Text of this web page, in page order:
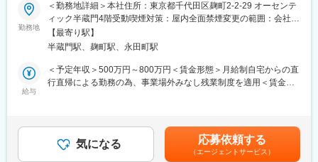
既存・新規を問わず、確実に売り上げを創出していける方には、
スペシャリスト人材としてお迎えしたいと考えています。
■具体的には：
ポート
◇医療機器販売代理店（ディーラー）への営業支援・情報共有
■業務内容：
人工関節等の輸入販売を行う当社の営業職として、関東・関西・
九州エリアの主に整形外科ドクターに対する自社製品のPR活動、
および代理店（ディーラー）への深耕営業をお任せします。
■具体的には：
◇学会や勉強会を通じた、日本のドクターのニーズ収集と開発フ
ィードバック
高い開発力を背景に、日本の現場に最適化された新製品をスピー
勤務地
＜勤務地詳細＞本社住所：東京都千代田区麹町2-2-29 オーセンテ
ィック半蔵門4階受動喫煙対策：屋内全面禁煙変更の範囲：会社の
定める事業所（リモートワーク含む）
【最寄り駅】
半蔵門駅、麹町駅、永田町駅
給与
＜予定年収＞500万円～800万円＜賃金形態＞月給制自宅からの直
行直帰による勤務の為、事業場外みなし残業制度を適用＜賃金内
通じて上下する可能性があります。月給(月額)は固定手当を含めた
表記です。気になる 応募依頼する
（エージェントサービス）